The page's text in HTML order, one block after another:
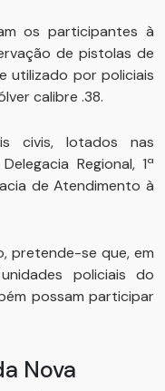
os participantes à
de pistolas de
utilizado por policiais
calibre .38.
civis, lotados nas
Regional, 1ª
de Atendimento à
pretende-se que, em
policiais do
possam participar
Nova